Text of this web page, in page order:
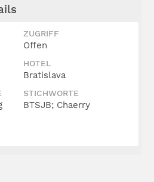
ZUGRIFF
Offen
HOTEL
Bratislava
STICHWORTE
BTSJB; Chaerry